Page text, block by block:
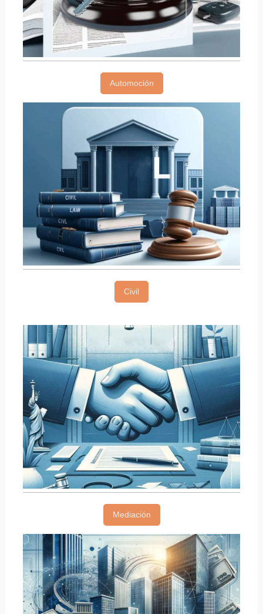
Automoción
Civil
Mediación